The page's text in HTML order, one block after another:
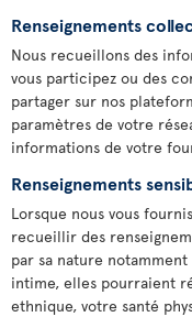
Renseignements
Nous recueillons des
vous participez ou des
partager sur nos
paramètres de votre
informations de votre
Renseignements
Lorsque nous vous
recueillir des
par sa nature
intime, elles pourraient
ethnique, votre santé